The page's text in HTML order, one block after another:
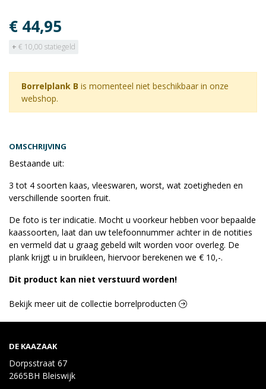
OMSCHRIJVING
Bestaande uit:
3 tot 4 soorten kaas, vleeswaren, worst, wat zoetigheden en
verschillende soorten fruit.
De foto is ter indicatie. Mocht u voorkeur hebben voor bepaalde
kaassoorten, laat dan uw telefoonnummer achter in de notities
en vermeld dat u graag gebeld wilt worden voor overleg. De
plank krijgt u in bruikleen, hiervoor berekenen we € 10,-.
Dit product kan niet verstuurd worden!
€ 44,95
+ € 10,00 statiegeld
Borrelplank B is momenteel niet beschikbaar in onze
webshop.
Bekijk meer uit de collectie borrelproducten
DE KAAZAAK
Dorpsstraat 67
2665BH Bleiswijk